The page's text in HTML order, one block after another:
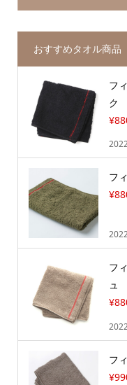
おすすめタオル商品
フ
ク
フ
フ
ュ
フ